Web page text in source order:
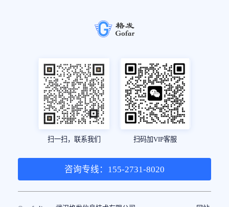
扫一扫，联系我们 扫码加VIP客服
咨询专线：155-2731-8020